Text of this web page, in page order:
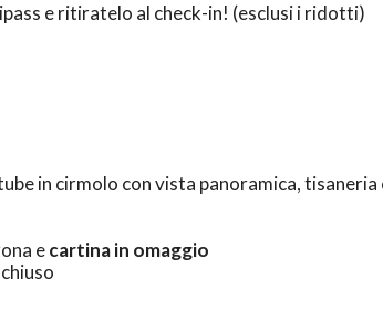
e ritiratelo al check-in! (esclusi i ridotti)
in cirmolo con vista panoramica,
ecartina in omaggio